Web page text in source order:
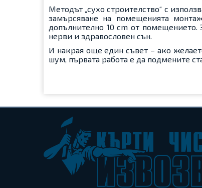
Методът „сухо строителство“ с
замърсяване на помещенията
допълнително 10 cm от помещението.
нерви и здравословен сън.
И накрая още един съвет – ако
шум, първата работа е да подмените